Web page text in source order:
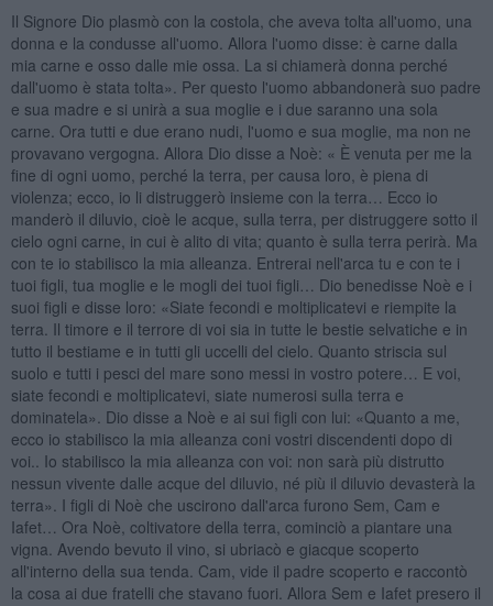
Il Signore Dio plasmò con la costola, che aveva tolta all'uomo, una
donna e la condusse all'uomo. Allora l'uomo disse: è carne dalla
mia carne e osso dalle mie ossa. La si chiamerà donna perché
dall'uomo è stata tolta». Per questo l'uomo abbandonerà suo padre
e sua madre e si unirà a sua moglie e i due saranno una sola
carne. Ora tutti e due erano nudi, l'uomo e sua moglie, ma non ne
provavano vergogna. Allora Dio disse a Noè: « È venuta per me la
fine di ogni uomo, perché la terra, per causa loro, è piena di
violenza; ecco, io li distruggerò insieme con la terra… Ecco io
manderò il diluvio, cioè le acque, sulla terra, per distruggere sotto il
cielo ogni carne, in cui è alito di vita; quanto è sulla terra perirà. Ma
con te io stabilisco la mia alleanza. Entrerai nell'arca tu e con te i
tuoi figli, tua moglie e le mogli dei tuoi figli… Dio benedisse Noè e i
suoi figli e disse loro: «Siate fecondi e moltiplicatevi e riempite la
terra. Il timore e il terrore di voi sia in tutte le bestie selvatiche e in
tutto il bestiame e in tutti gli uccelli del cielo. Quanto striscia sul
suolo e tutti i pesci del mare sono messi in vostro potere… E voi,
siate fecondi e moltiplicatevi, siate numerosi sulla terra e
dominatela». Dio disse a Noè e ai sui figli con lui: «Quanto a me,
ecco io stabilisco la mia alleanza coni vostri discendenti dopo di
voi.. Io stabilisco la mia alleanza con voi: non sarà più distrutto
nessun vivente dalle acque del diluvio, né più il diluvio devasterà la
terra». I figli di Noè che uscirono dall'arca furono Sem, Cam e
Iafet… Ora Noè, coltivatore della terra, cominciò a piantare una
vigna. Avendo bevuto il vino, si ubriacò e giacque scoperto
all'interno della sua tenda. Cam, vide il padre scoperto e raccontò
la cosa ai due fratelli che stavano fuori. Allora Sem e Iafet presero il